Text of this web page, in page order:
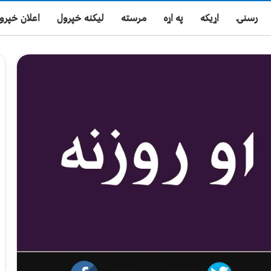
رسنۍ اړیکه په اړه مرسته لیکنه خپرول اعلان